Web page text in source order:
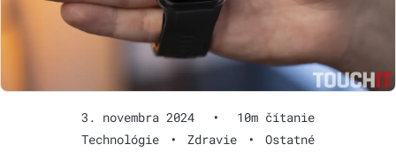
3. novembra 2024 •
10m čítanie
Technológie
• Zdravie • Ostatné